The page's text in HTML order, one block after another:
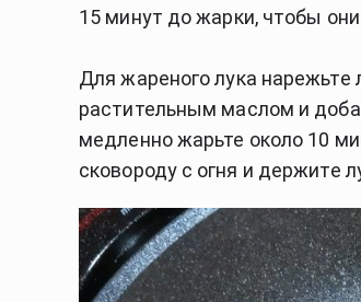
15 минут до жарки, чтобы
Для жареного лука нарежьте
растительным маслом и
медленно жарьте около 10
сковороду с огня и держите